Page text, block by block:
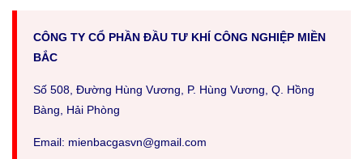
CÔNG TY CỔ PHẦN ĐẦU TƯ KHÍ CÔNG NGHIỆP MIỀN
BẮC
Số 508, Đường Hùng Vương, P. Hùng Vương, Q. Hồng
Bàng, Hải Phòng
Email: mienbacgasvn@gmail.com